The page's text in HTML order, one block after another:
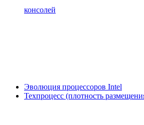
консолей
Эволюция процессоров Intel
Техпроцесс (плотность